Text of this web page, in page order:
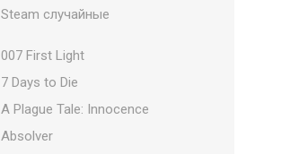
Steam случайные
007 First Light
7 Days to Die
A Plague Tale: Innocence
Absolver